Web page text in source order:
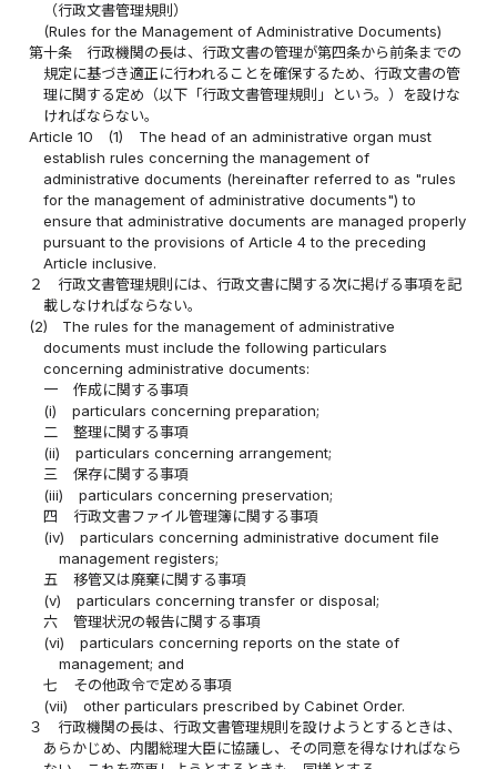
（行政文書管理規則）
(Rules for the Management of Administrative Documents)
第十条
行政機関の長は、行政文書の管理が第四条から前条までの
規定に基づき適正に行われることを確保するため、行政文書の管
理に関する定め（以下「行政文書管理規則」という。）を設けな
ければならない。
Article 10
(1)
The head of an administrative organ must
establish rules concerning the management of
administrative documents (hereinafter referred to as "rules
for the management of administrative documents") to
ensure that administrative documents are managed properly
pursuant to the provisions of Article 4 to the preceding
Article inclusive.
２
行政文書管理規則には、行政文書に関する次に掲げる事項を記
載しなければならない。
(2)
The rules for the management of administrative
documents must include the following particulars
concerning administrative documents:
一
作成に関する事項
(i)
particulars concerning preparation;
二
整理に関する事項
(ii)
particulars concerning arrangement;
三
保存に関する事項
(iii)
particulars concerning preservation;
四
行政文書ファイル管理簿に関する事項
(iv)
particulars concerning administrative document file
management registers;
五
移管又は廃棄に関する事項
(v)
particulars concerning transfer or disposal;
六
管理状況の報告に関する事項
(vi)
particulars concerning reports on the state of
management; and
七
その他政令で定める事項
(vii)
other particulars prescribed by Cabinet Order.
３
行政機関の長は、行政文書管理規則を設けようとするときは、
あらかじめ、内閣総理大臣に協議し、その同意を得なければなら